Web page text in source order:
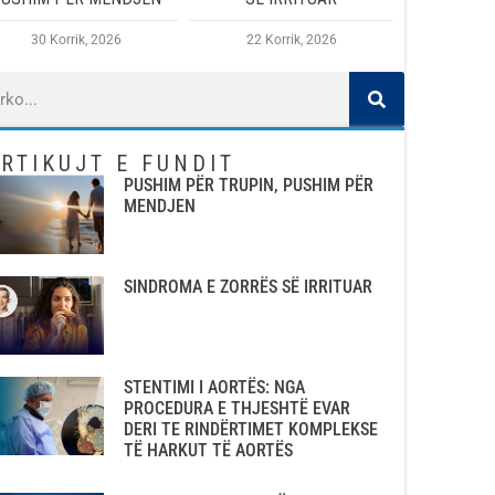
30 Korrik, 2026 22 Korrik, 2026
E FUNDIT
PUSHIM PËR TRUPIN, PUSHIM PËR
MENDJEN
SINDROMA E ZORRËS SË IRRITUAR
STENTIMI I AORTËS: NGA
PROCEDURA E THJESHTË EVAR
DERI TE RINDËRTIMET KOMPLEKSE
TË HARKUT TË AORTËS